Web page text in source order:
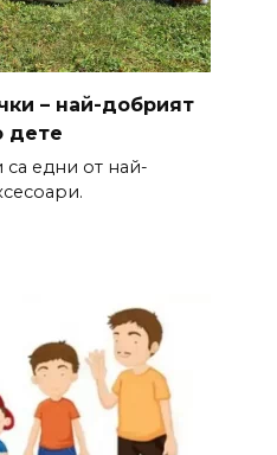
– най-добрият
дете
едни от най-